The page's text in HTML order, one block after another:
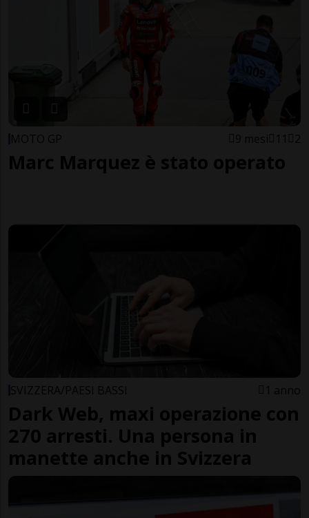
MOTO GP 9 mesi 11 2
Marc Marquez è stato operato
SVIZZERA/PAESI BASSI 1 anno
Dark Web, maxi operazione con
270 arresti. Una persona in
manette anche in Svizzera